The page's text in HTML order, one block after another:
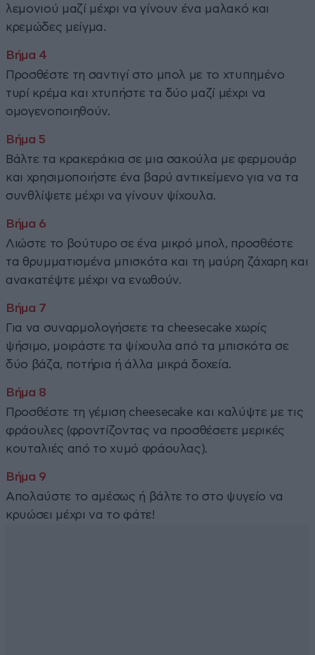
λεμονιού μαζί μέχρι να γίνουν ένα μαλακό και
κρεμώδες μείγμα.
Προσθέστε τη σαντιγί στο μπολ με το χτυπημένο
τυρί κρέμα και χτυπήστε τα δύο μαζί μέχρι να
ομογενοποιηθούν.
Βάλτε τα κρακεράκια σε μια σακούλα με φερμουάρ
και χρησιμοποιήστε ένα βαρύ αντικείμενο για να τα
συνθλίψετε μέχρι να γίνουν ψίχουλα.
Λιώστε το βούτυρο σε ένα μικρό μπολ, προσθέστε
τα θρυμματισμένα μπισκότα και τη μαύρη ζάχαρη και
ανακατέψτε μέχρι να ενωθούν.
Για να συναρμολογήσετε τα cheesecake χωρίς
ψήσιμο, μοιράστε τα ψίχουλα από τα μπισκότα σε
δύο βάζα, ποτήρια ή άλλα μικρά δοχεία.
Προσθέστε τη γέμιση cheesecake και καλύψτε με τις
φράουλες (φροντίζοντας να προσθέσετε μερικές
κουταλιές από το χυμό φράουλας).
Απολαύστε το αμέσως ή βάλτε το στο ψυγείο να
κρυώσει μέχρι να το φάτε!